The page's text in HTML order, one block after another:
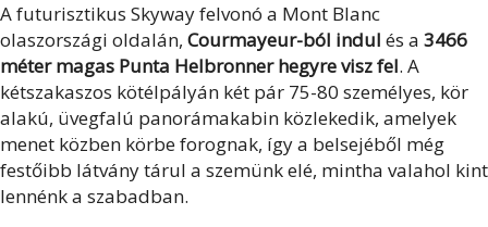
A futurisztikus Skyway felvonó a Mont Blanc
olaszországi oldalán, Courmayeur-ból indul és a 3466
méter magas Punta Helbronner hegyre visz fel. A
kétszakaszos kötélpályán két pár 75-80 személyes, kör
alakú, üvegfalú panorámakabin közlekedik, amelyek
menet közben körbe forognak, így a belsejéből még
festőibb látvány tárul a szemünk elé, mintha valahol kint
lennénk a szabadban.